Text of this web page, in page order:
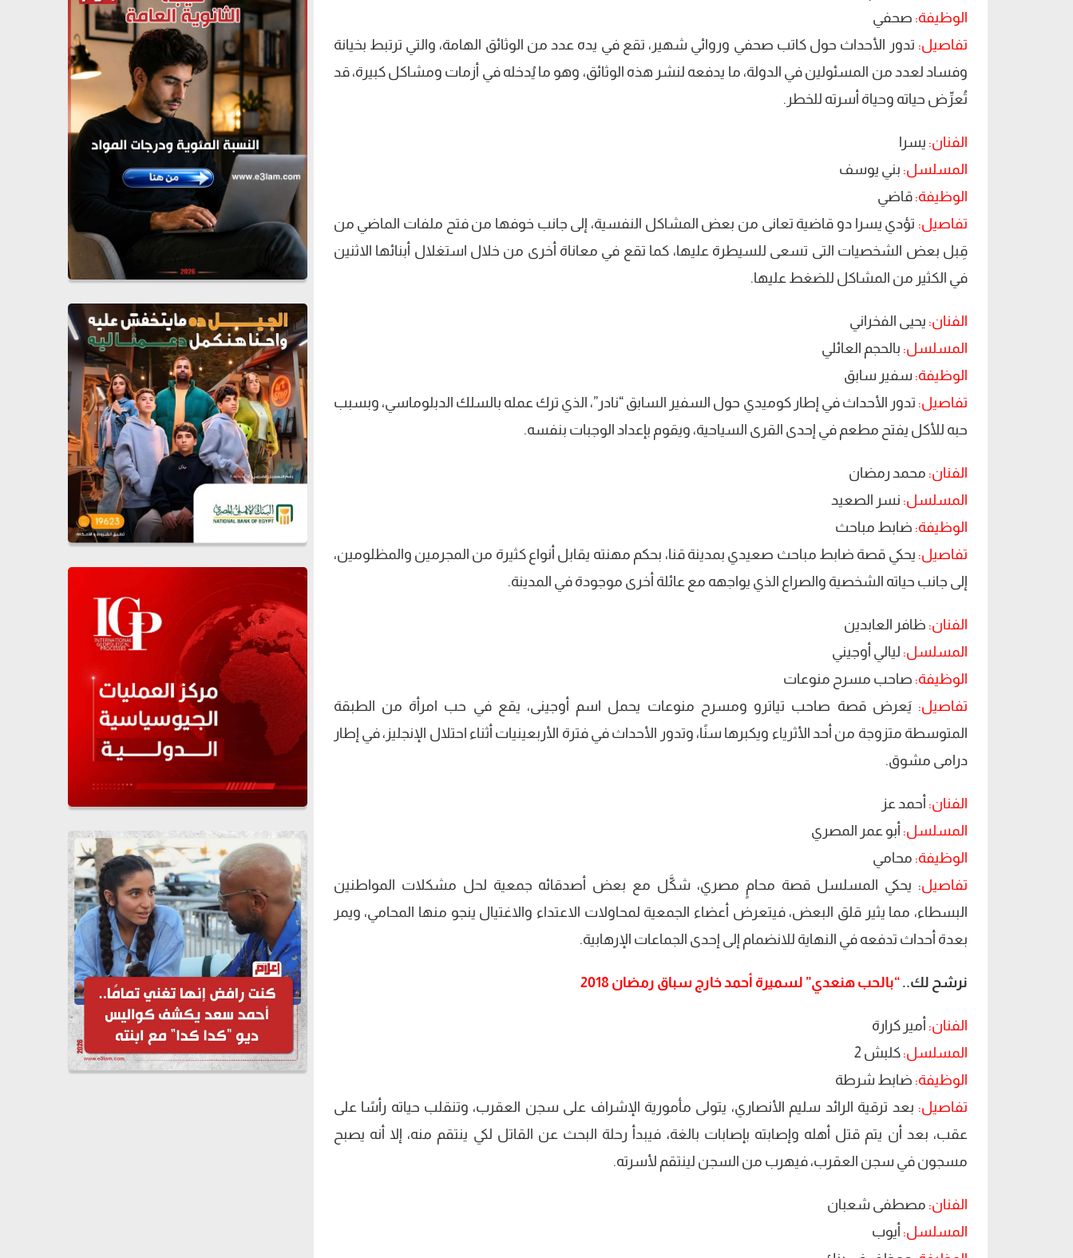
الوظيفة: صحفي
تفاصيل: تدور الأحداث حول كاتب صحفي وروائي شهير، تقع في يده عدد من الوثائق الهامة، والتي ترتبط بخيانة
وفساد لعدد من المسئولين في الدولة، ما يدفعه لنشر هذه الوثائق، وهو ما يُدخله في أزمات ومشاكل كبيرة، قد
تُعرِّض حياته وحياة أسرته للخطر.
الفنان: يسرا
المسلسل: بني يوسف
الوظيفة: قاضي
تفاصيل: تؤدي يسرا دو قاضية تعانى من بعض المشاكل النفسية، إلى جانب خوفها من فتح ملفات الماضي من
قِبل بعض الشخصيات التى تسعى للسيطرة عليها، كما تقع في معاناة أخرى من خلال استغلال أبنائها الاثنين
في الكثير من المشاكل للضغط عليها.
الفنان: يحيى الفخراني
المسلسل: بالحجم العائلي
الوظيفة: سفير سابق
تفاصيل:
تدور الأحداث في إطار كوميدي حول ‎السفير السابق “نادر”، الذي ترك عمله بالسلك الدبلوماسي، وبسبب
حبه للأكل يفتح مطعم في إحدى القرى السياحية، ويقوم بإعداد الوجبات بنفسه.
الفنان: محمد رمضان
المسلسل: نسر الصعيد
الوظيفة: ضابط مباحث
تفاصيل: يحكي قصة ضابط مباحث صعيدي بمدينة قنا، بحكم مهنته يقابل أنواع كثيرة من المجرمين والمظلومين،
إلى جانب حياته الشخصية والصراع الذي يواجهه مع عائلة أخرى موجودة في المدينة.
الفنان: ظافر العابدين
المسلسل: ليالي أوجيني
الوظيفة: صاحب مسرح منوعات
تفاصيل: يَعرض قصة صاحب تياترو ومسرح منوعات يحمل اسم أوجينى، يقع في حب امرأة من الطبقة
المتوسطة متزوجة من أحد الأثرياء ويكبرها سنًا، وتدور الأحداث في فترة الأربعينيات أثناء احتلال الإنجليز، في إطار
درامى مشوق.
الفنان: أحمد عز
المسلسل: أبو عمر المصري
الوظيفة: محامي
تفاصيل: يحكي المسلسل قصة محامٍ مصري، شكَّل مع بعض أصدقائه جمعية لحل مشكلات المواطنين
البسطاء، مما يثير قلق البعض، فيتعرض أعضاء الجمعية لمحاولات الاعتداء والاغتيال ينجو منها المحامي، ويمر
بعدة أحداث تدفعه في النهاية للانضمام إلى إحدى الجماعات الإرهابية.
نرشح لك.. “بالحب هنعدي” لسميرة أحمد خارج سباق رمضان 2018
الفنان: أمير كرارة
المسلسل: كلبش 2
الوظيفة: ضابط شرطة
تفاصيل: بعد ترقية الرائد سليم الأنصاري، يتولى مأمورية الإشراف على سجن العقرب، وتنقلب حياته رأسًا على
عقب، بعد أن يتم قتل أهله وإصابته بإصابات بالغة، فيبدأ رحلة البحث عن القاتل لكي ينتقم منه، إلا أنه يصبح
مسجون في سجن العقرب، فيهرب من السجن لينتقم لأسرته.
الفنان: مصطفى شعبان
المسلسل: أيوب